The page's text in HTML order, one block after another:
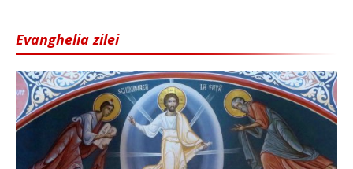
Evanghelia zilei